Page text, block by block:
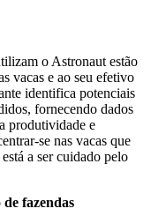
o Astronaut estão
vacas e ao seu efetivo
identifica potenciais
fornecendo dados
produtividade e
se nas vacas que
a ser cuidado pelo
fazendas